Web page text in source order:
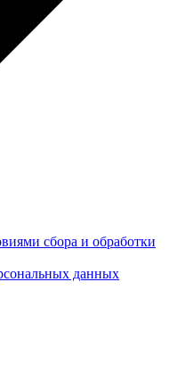
сбора и обработки
данных